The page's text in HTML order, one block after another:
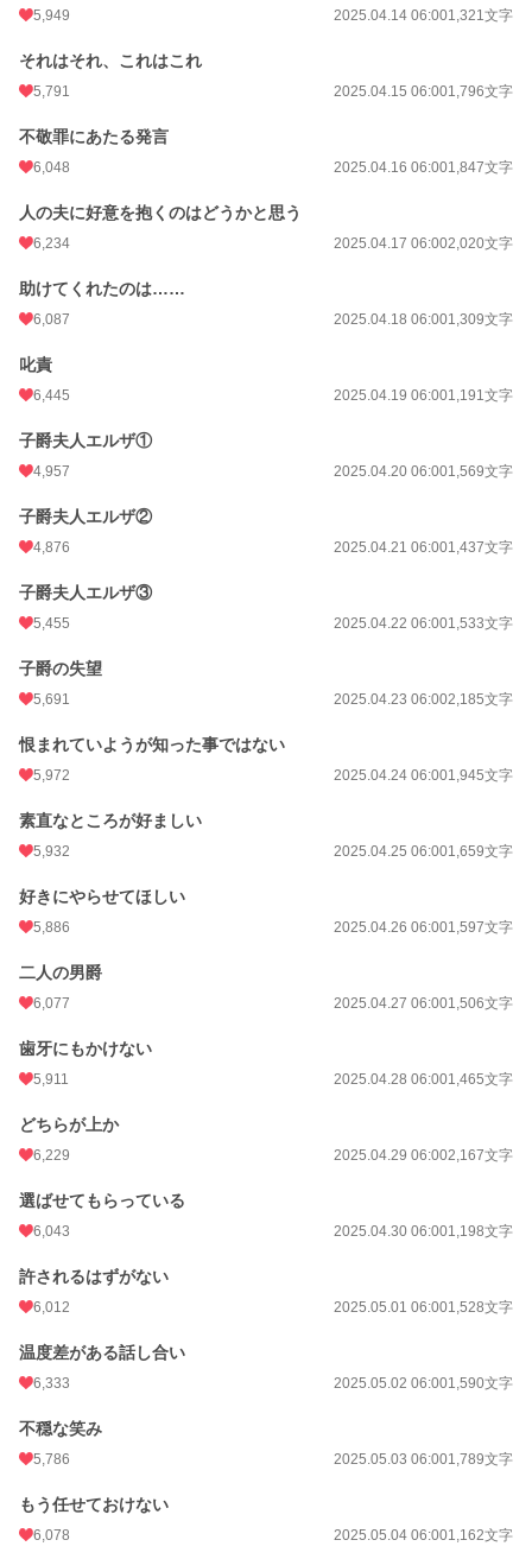
5,949 2025.04.14 06:001,321文字
それはそれ、これはこれ
5,791 2025.04.15 06:001,796文字
不敬罪にあたる発言
6,048 2025.04.16 06:001,847文字
人の夫に好意を抱くのはどうかと思う
6,234 2025.04.17 06:002,020文字
助けてくれたのは……
6,087 2025.04.18 06:001,309文字
叱責
6,445 2025.04.19 06:001,191文字
子爵夫人エルザ①
4,957 2025.04.20 06:001,569文字
子爵夫人エルザ②
4,876 2025.04.21 06:001,437文字
子爵夫人エルザ③
5,455 2025.04.22 06:001,533文字
子爵の失望
5,691 2025.04.23 06:002,185文字
恨まれていようが知った事ではない
5,972 2025.04.24 06:001,945文字
素直なところが好ましい
5,932 2025.04.25 06:001,659文字
好きにやらせてほしい
5,886 2025.04.26 06:001,597文字
二人の男爵
6,077 2025.04.27 06:001,506文字
歯牙にもかけない
5,911 2025.04.28 06:001,465文字
どちらが上か
6,229 2025.04.29 06:002,167文字
選ばせてもらっている
6,043 2025.04.30 06:001,198文字
許されるはずがない
6,012 2025.05.01 06:001,528文字
温度差がある話し合い
6,333 2025.05.02 06:001,590文字
不穏な笑み
5,786 2025.05.03 06:001,789文字
もう任せておけない
6,078 2025.05.04 06:001,162文字